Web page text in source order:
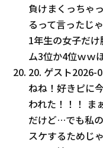
負けまくっちゃ
るって言ったじ
1年生の女子だ
ム3位か4位ｗｗ
20. ゲスト2026-
ねね！好きピに
われた！！！ ま
だけど…でも私
スケするためじ